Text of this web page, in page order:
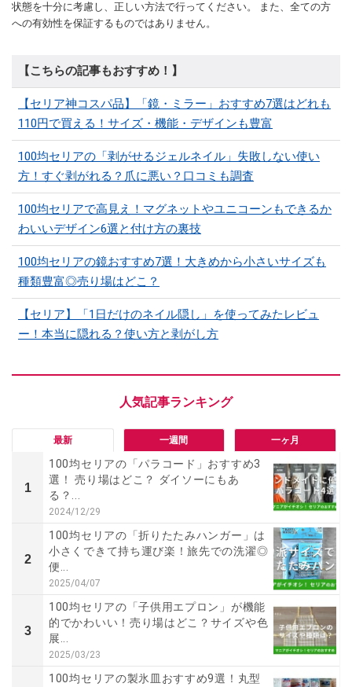
状態を十分に考慮し、正しい方法で行ってください。 また、全ての方
への有効性を保証するものではありません。
【こちらの記事もおすすめ！】
【セリア神コスパ品】「鏡・ミラー」おすすめ7選はどれも
110円で買える！サイズ・機能・デザインも豊富
100均セリアの「剥がせるジェルネイル」失敗しない使い
方！すぐ剥がれる？爪に悪い？口コミも調査
100均セリアで高見え！マグネットやユニコーンもできるか
わいいデザイン6選と付け方の裏技
100均セリアの鏡おすすめ7選！大きめから小さいサイズも
種類豊富◎売り場はどこ？
【セリア】「1日だけのネイル隠し」を使ってみたレビュ
ー！本当に隠れる？使い方と剥がし方
最新 一週間 一ヶ月
1
100均セリアの「パラコード」おすすめ3
選！ 売り場はどこ？ ダイソーにもあ
る？...
2024/12/29
2
100均セリアの「折りたたみハンガー」は
小さくできて持ち運び楽！旅先での洗濯◎
便...
2025/04/07
3
100均セリアの「子供用エプロン」が機能
的でかわいい！売り場はどこ？サイズや色
展...
2025/03/23
100均セリアの製氷皿おすすめ9選！丸型